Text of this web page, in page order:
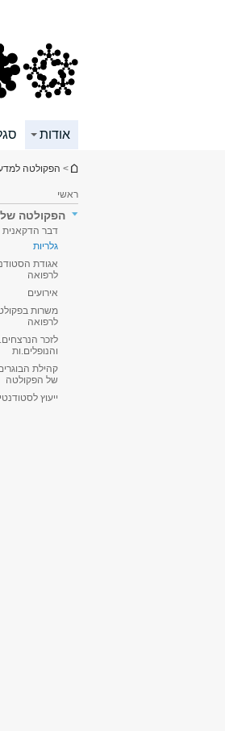
אודות
הינך נמצא כאן
> הפקולטה
ראשי
הפקולטה
דבר הדקאנית
גלריות
אגודת
לרפואה
אירועים
משרות
לרפואה
לזכר
והנופלים.ות
קהילת
של הפקולטה
ייעוץ